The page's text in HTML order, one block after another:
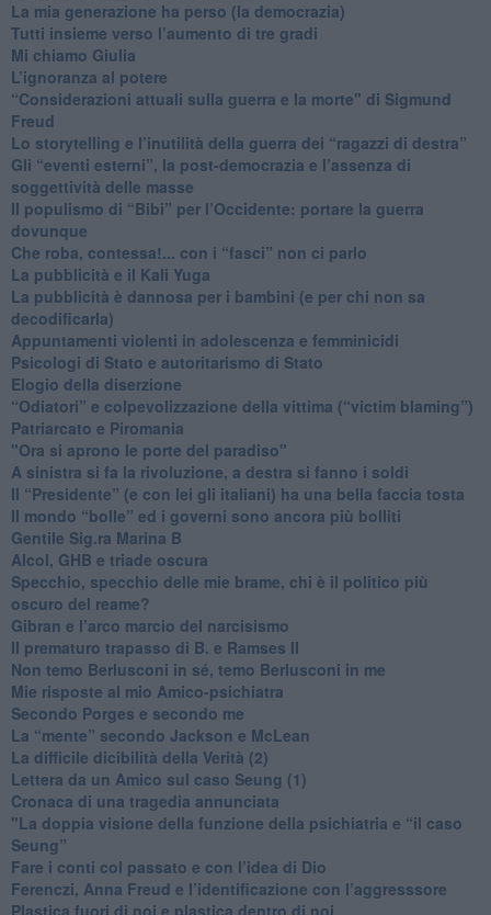
​La mia generazione ha perso (la democrazia)
​Tutti insieme verso l’aumento di tre gradi
Mi chiamo Giulia
L’ignoranza al potere
​“Considerazioni attuali sulla guerra e la morte" di Sigmund
Freud
​Lo storytelling e l’inutilità della guerra dei “ragazzi di destra”
​Gli “eventi esterni”, la post-democrazia e l’assenza di
soggettività delle masse
​Il populismo di “Bibi” per l’Occidente: portare la guerra
dovunque
​Che roba, contessa!... con i “fasci” non ci parlo
La pubblicità e il Kali Yuga
​La pubblicità è dannosa per i bambini (e per chi non sa
decodificarla)
​Appuntamenti violenti in adolescenza e femminicidi
​Psicologi di Stato e autoritarismo di Stato
Elogio della diserzione
“Odiatori” e colpevolizzazione della vittima (“victim blaming”)
​Patriarcato e Piromania
"Ora si aprono le porte del paradiso"
​A sinistra si fa la rivoluzione, a destra si fanno i soldi
​Il “Presidente” (e con lei gli italiani) ha una bella faccia tosta
​Il mondo “bolle” ed i governi sono ancora più bolliti
​Gentile Sig.ra Marina B
​Alcol, GHB e triade oscura
​Specchio, specchio delle mie brame, chi è il politico più
oscuro del reame?
​Gibran e l’arco marcio del narcisismo
​Il prematuro trapasso di B. e Ramses II
​Non temo Berlusconi in sé, temo Berlusconi in me
​Mie risposte al mio Amico-psichiatra
​Secondo Porges e secondo me
​La “mente” secondo Jackson e McLean
La difficile dicibilità della Verità (2)
​Lettera da un Amico sul caso Seung (1)
​Cronaca di una tragedia annunciata
"​La doppia visione della funzione della psichiatria e “il caso
Seung”
​Fare i conti col passato e con l’idea di Dio
​Ferenczi, Anna Freud e l’identificazione con l’aggresssore
Plastica fuori di noi e plastica dentro di noi